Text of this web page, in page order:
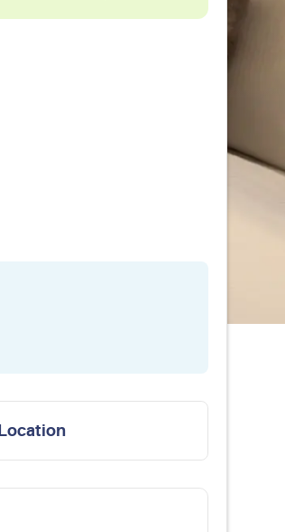
Location